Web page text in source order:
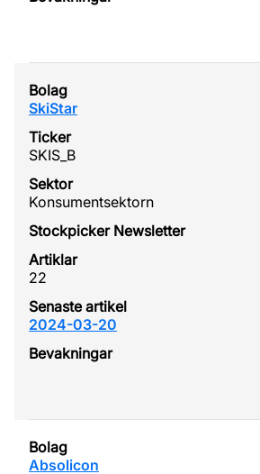
SkiStar
SKIS_B
Konsumentsektorn
22
2024-03-20
Absolicon